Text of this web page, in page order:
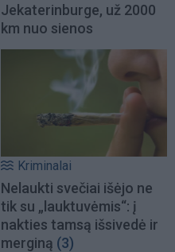
Jekaterinburge, už 2000
km nuo sienos
Kriminalai
Nelaukti svečiai išėjo ne
tik su „lauktuvėmis“: į
nakties tamsą išsivedė ir
merginą (3)